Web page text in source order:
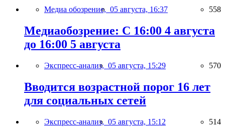
Медиа обозрение, 05 августа, 16:37 558
Медиаобозрение: С 16:00 4 августа
до 16:00 5 августа
Экспресс-анализ, 05 августа, 15:29 570
Вводится возрастной порог 16 лет
для социальных сетей
Экспресс-анализ, 05 августа, 15:12 514